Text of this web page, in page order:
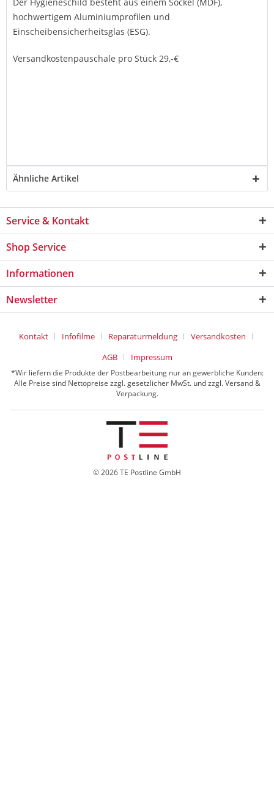
hochwertigem Aluminiumprofilen und
Einscheibensicherheitsglas (ESG).
Versandkostenpauschale pro Stück 29,-€
Ähnliche Artikel
Service & Kontakt
Shop Service
Informationen
Newsletter
Kontakt Infofilme Reparaturmeldung
Versandkosten
AGB
Impressum
*Wir liefern die Produkte der Postbearbeitung nur an gewerbliche Kunden:
Alle Preise sind Nettopreise zzgl. gesetzlicher MwSt. und zzgl. Versand &
Verpackung.
© 2026 TE Postline GmbH